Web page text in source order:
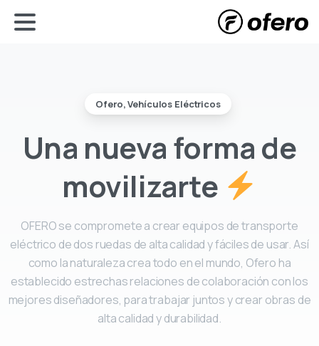
Ofero, Vehículos Eléctricos
Una nuevaformade
movilizarte
OFERO se compromete a crear equipos de transporte
eléctrico de dos ruedas de alta calidad y fáciles de usar. Así
como la naturaleza crea todo en el mundo, Ofero ha
establecido estrechas relaciones de colaboración con los
mejores diseñadores, para trabajar juntos y crear obras de
alta calidad y durabilidad.